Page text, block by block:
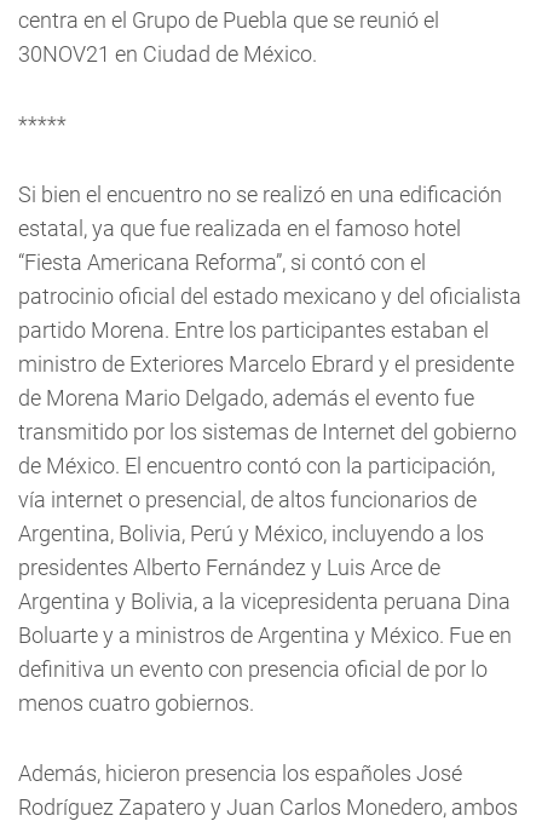
centra en el Grupo de Puebla que se reunió el
30NOV21 en Ciudad de México.
*****
Si bien el encuentro no se realizó en una edificación
estatal, ya que fue realizada en el famoso hotel
“Fiesta Americana Reforma”, si contó con el
patrocinio oficial del estado mexicano y del oficialista
partido Morena. Entre los participantes estaban el
ministro de Exteriores Marcelo Ebrard y el presidente
de Morena Mario Delgado, además el evento fue
transmitido por los sistemas de Internet del gobierno
de México. El encuentro contó con la participación,
vía internet o presencial, de altos funcionarios de
Argentina, Bolivia, Perú y México, incluyendo a los
presidentes Alberto Fernández y Luis Arce de
Argentina y Bolivia, a la vicepresidenta peruana Dina
Boluarte y a ministros de Argentina y México. Fue en
definitiva un evento con presencia oficial de por lo
menos cuatro gobiernos.
Además, hicieron presencia los españoles José
Rodríguez Zapatero y Juan Carlos Monedero, ambos